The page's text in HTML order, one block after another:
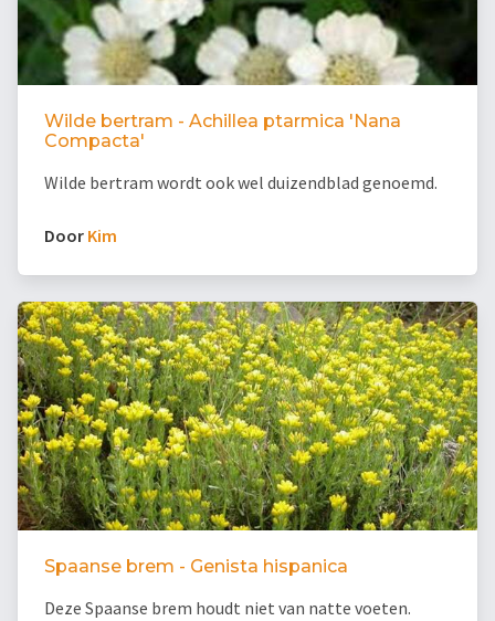
Wilde bertram - Achillea ptarmica 'Nana
Compacta'
Wilde bertram wordt ook wel duizendblad genoemd.
Door Kim
Spaanse brem - Genista hispanica
Deze Spaanse brem houdt niet van natte voeten.